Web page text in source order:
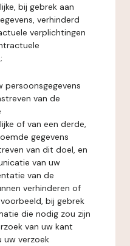
bij gebrek aan
verhinderd
verplichtingen
persoonsgegevens
van de
of van een derde,
gegevens
van dit doel, en
van uw
van de
verhinderen of
bij gebrek
die nodig zou zijn
van uw kant
uw verzoek